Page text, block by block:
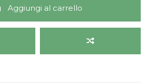
Aggiungi al carrello